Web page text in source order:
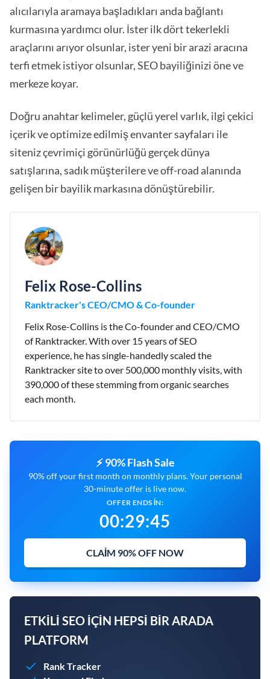
alıcılarıyla aramaya başladıkları anda bağlantı
kurmasına yardımcı olur. İster ilk dört tekerlekli
araçlarını arıyor olsunlar, ister yeni bir arazi aracına
terfi etmek istiyor olsunlar, SEO bayiliğinizi öne ve
merkeze koyar.
Doğru anahtar kelimeler, güçlü yerel varlık, ilgi çekici
içerik ve optimize edilmiş envanter sayfaları ile
siteniz çevrimiçi görünürlüğü gerçek dünya
satışlarına, sadık müşterilere ve off-road alanında
gelişen bir bayilik markasına dönüştürebilir.
Felix Rose-Collins
Ranktracker's CEO/CMO & Co-founder
Felix Rose-Collins is the Co-founder and CEO/CMO
of Ranktracker. With over 15 years of SEO
experience, he has single-handedly scaled the
Ranktracker site to over 500,000 monthly visits, with
390,000 of these stemming from organic searches
each month.
⚡ 90% Flash Sale
90% off your first month on monthly plans. Your personal
30-minute offer is live now.
OFFER ENDS IN:
00:29:44
CLAIM 90% OFF NOW
ETKILI SEO IÇIN HEPSI BIR ARADA
PLATFORM
Rank Tracker